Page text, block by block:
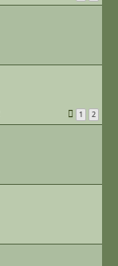
1 2